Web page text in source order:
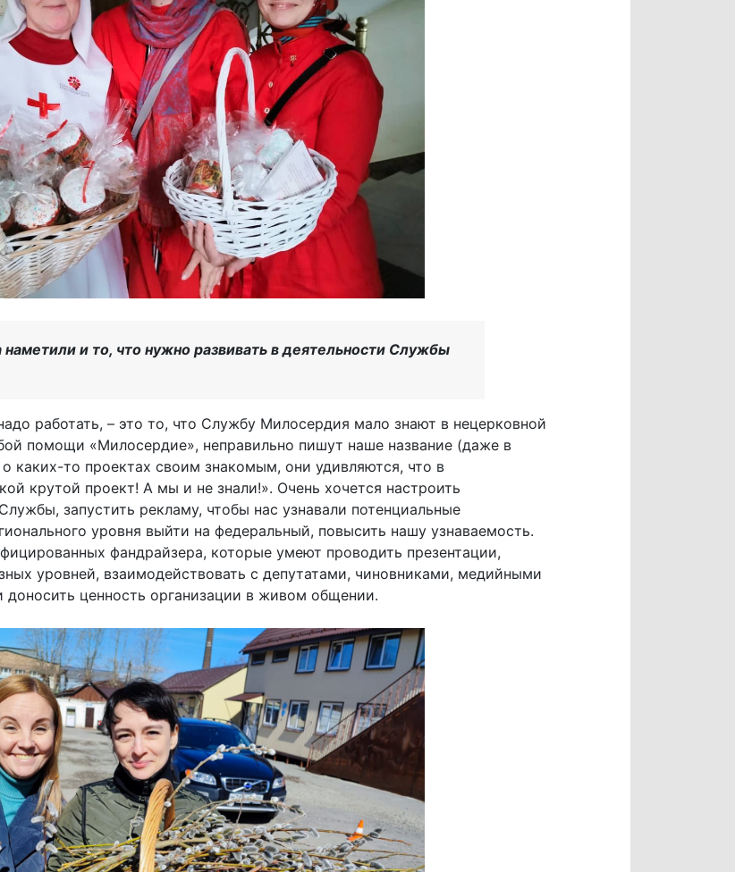
наметили и то, что нужно развивать в деятельности Службы
работать, – это то, что Службу Милосердия мало знают в нецерковной
помощи «Милосердие», неправильно пишут наше название (даже в
каких-то проектах своим знакомым, они удивляются, что в
крутой проект! А мы и не знали!». Очень хочется настроить
запустить рекламу, чтобы нас узнавали потенциальные
уровня выйти на федеральный, повысить нашу узнаваемость.
фандрайзера, которые умеют проводить презентации,
уровней, взаимодействовать с депутатами, чиновниками, медийными
ценность организации в живом общении.